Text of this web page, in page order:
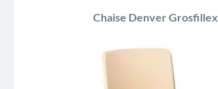
Chaise Denver Grosfillex